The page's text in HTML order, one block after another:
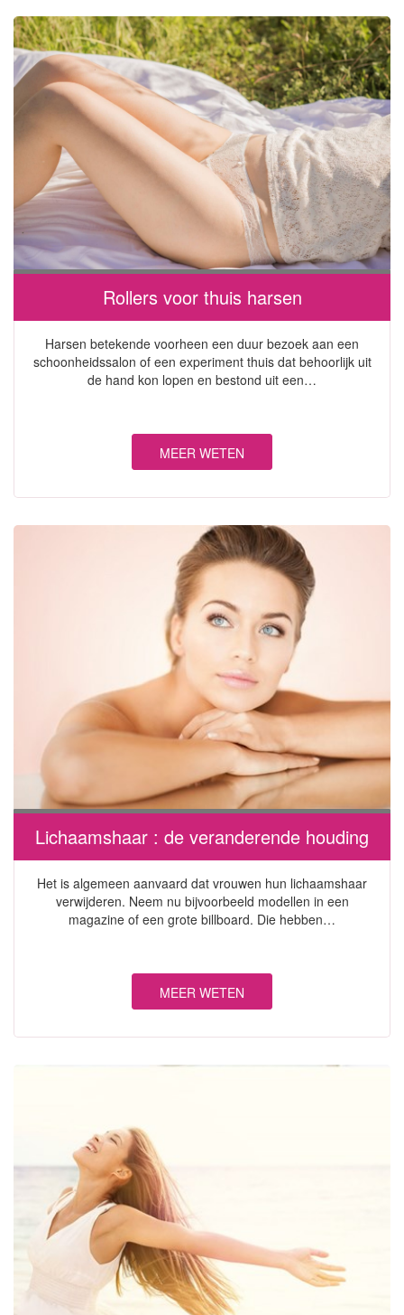
Rollers voor thuis harsen
Harsen betekende voorheen een duur bezoek aan een
schoonheidssalon of een experiment thuis dat behoorlijk uit
de hand kon lopen en bestond uit een…
MEER WETEN
Lichaamshaar : de veranderende houding
Het is algemeen aanvaard dat vrouwen hun lichaamshaar
verwijderen. Neem nu bijvoorbeeld modellen in een
magazine of een grote billboard. Die hebben…
MEER WETEN